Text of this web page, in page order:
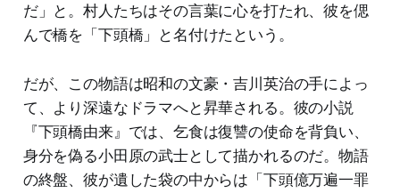
だ」と。村人たちはその言葉に心を打たれ、彼を偲
んで橋を「下頭橋」と名付けたという。
だが、この物語は昭和の文豪・吉川英治の手によっ
て、より深遠なドラマへと昇華される。彼の小説
『下頭橋由来』では、乞食は復讐の使命を背負い、
身分を偽る小田原の武士として描かれるのだ。物語
の終盤、彼が遺した袋の中からは「下頭億万遍一罪